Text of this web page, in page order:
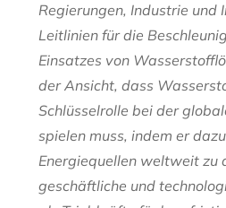
Regierungen, Industrie und
Leitlinien für die
Einsatzes von
der Ansicht, dass
Schlüsselrolle bei der
spielen muss, indem er
Energiequellen weltweit zu
geschäftliche und